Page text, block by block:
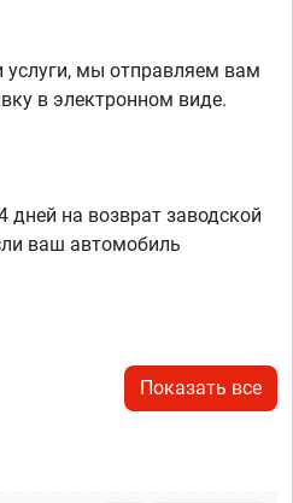
услуги, мы отправляем вам
в электронном виде.
на возврат заводской
ваш автомобиль
Показать все